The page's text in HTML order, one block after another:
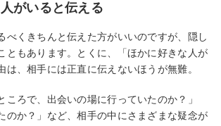
がいると伝える
べくきちんと伝えた方がいいのですが、隠し
ともあります。とくに、「ほかに好きな人が
は、相手には正直に伝えないほうが無難。
ころで、出会いの場に行っていたのか？」
のか？」など、相手の中にさまざまな疑念が